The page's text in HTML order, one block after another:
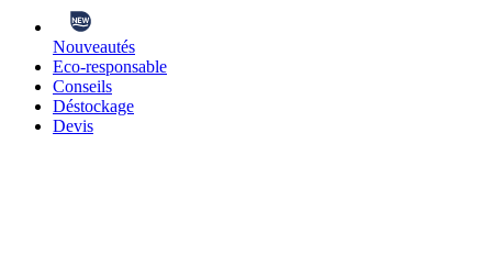
Nouveautés
Eco-responsable
Conseils
Déstockage
Devis